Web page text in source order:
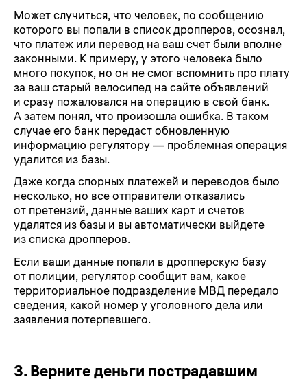
Может случиться, что человек, по сообщению
которого вы попали в список дропперов, осознал,
что платеж или перевод на ваш счет были вполне
законными. К примеру, у этого человека было
много покупок, но он не смог вспомнить про плату
за ваш старый велосипед на сайте объявлений
и сразу пожаловался на операцию в свой банк.
А затем понял, что произошла ошибка. В таком
случае его банк передаст обновленную
информацию регулятору — проблемная операция
удалится из базы.
Даже когда спорных платежей и переводов было
несколько, но все отправители отказались
от претензий, данные ваших карт и счетов
удалятся из базы и вы автоматически выйдете
из списка дропперов.
Если ваши данные попали в дропперскую базу
от полиции, регулятор сообщит вам, какое
территориальное подразделение МВД передало
сведения, какой номер у уголовного дела или
заявления потерпевшего.
3. Верните деньги пострадавшим